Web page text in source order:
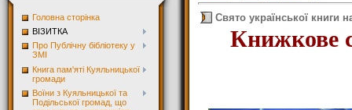
Головна сторінка
ВІЗИТКА
Про Публічну бібліотеку у
ЗМІ
Книга пам'яті Куяльницької
громади
Воїни з Куяльницької та
Подільської громад, що
Свято української книги
Книжкове